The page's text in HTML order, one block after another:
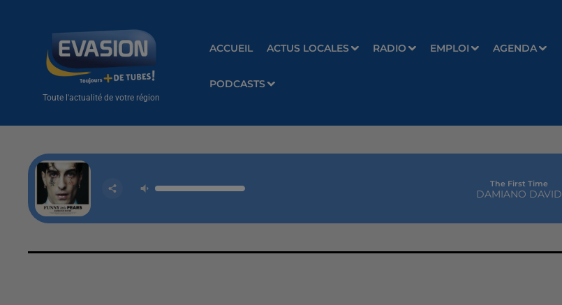
Toute l'actualité de votre région
ACCUEIL ACTUS LOCALES RADIO EMPLOI AGENDA
PODCASTS
The First Time
DAMIANO DAVID